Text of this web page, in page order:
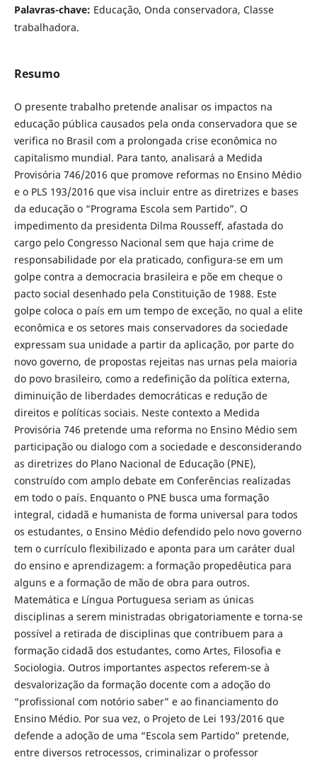
Palavras-chave: Educação, Onda conservadora, Classe
trabalhadora.
Resumo
O presente trabalho pretende analisar os impactos na
educação pública causados pela onda conservadora que se
verifica no Brasil com a prolongada crise econômica no
capitalismo mundial. Para tanto, analisará a Medida
Provisória 746/2016 que promove reformas no Ensino Médio
e o PLS 193/2016 que visa incluir entre as diretrizes e bases
da educação o “Programa Escola sem Partido”. O
impedimento da presidenta Dilma Rousseff, afastada do
cargo pelo Congresso Nacional sem que haja crime de
responsabilidade por ela praticado, configura-se em um
golpe contra a democracia brasileira e põe em cheque o
pacto social desenhado pela Constituição de 1988. Este
golpe coloca o país em um tempo de exceção, no qual a elite
econômica e os setores mais conservadores da sociedade
expressam sua unidade a partir da aplicação, por parte do
novo governo, de propostas rejeitas nas urnas pela maioria
do povo brasileiro, como a redefinição da política externa,
diminuição de liberdades democráticas e redução de
direitos e políticas sociais. Neste contexto a Medida
Provisória 746 pretende uma reforma no Ensino Médio sem
participação ou dialogo com a sociedade e desconsiderando
as diretrizes do Plano Nacional de Educação (PNE),
construído com amplo debate em Conferências realizadas
em todo o país. Enquanto o PNE busca uma formação
integral, cidadã e humanista de forma universal para todos
os estudantes, o Ensino Médio defendido pelo novo governo
tem o currículo flexibilizado e aponta para um caráter dual
do ensino e aprendizagem: a formação propedêutica para
alguns e a formação de mão de obra para outros.
Matemática e Língua Portuguesa seriam as únicas
disciplinas a serem ministradas obrigatoriamente e torna-se
possível a retirada de disciplinas que contribuem para a
formação cidadã dos estudantes, como Artes, Filosofia e
Sociologia. Outros importantes aspectos referem-se à
desvalorização da formação docente com a adoção do
“profissional com notório saber” e ao financiamento do
Ensino Médio. Por sua vez, o Projeto de Lei 193/2016 que
defende a adoção de uma “Escola sem Partido” pretende,
entre diversos retrocessos, criminalizar o professor